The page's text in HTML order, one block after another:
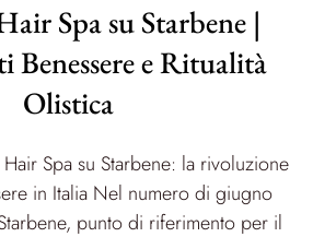
Spa su Starbene |
Benessere e Ritualità
Olistica
Spa su Starbene: la rivoluzione
in Italia Nel numero di giugno
punto di riferimento per il